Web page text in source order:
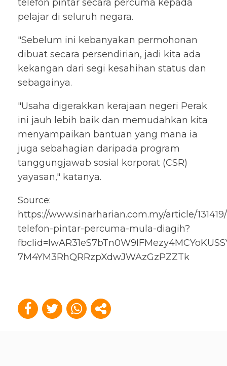
telefon pintar secara percuma kepada
pelajar di seluruh negara.
"Sebelum ini kebanyakan permohonan
dibuat secara persendirian, jadi kita ada
kekangan dari segi kesahihan status dan
sebagainya.
"Usaha digerakkan kerajaan negeri Perak
ini jauh lebih baik dan memudahkan kita
menyampaikan bantuan yang mana ia
juga sebahagian daripada program
tanggungjawab sosial korporat (CSR)
yayasan," katanya.
Source:
https://www.sinarharian.com.my/article/
telefon-pintar-percuma-mula-diagih?
7M4YM3RhQRRzpXdwJWAzGzPZZTk